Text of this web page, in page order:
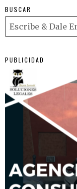
BUSCAR
PUBLICIDAD